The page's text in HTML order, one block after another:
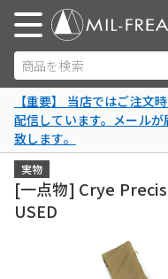
商品を検索
【重要】 当店ではご注文
配信しています。メール
致します。
実物
[一点物] Crye
USED